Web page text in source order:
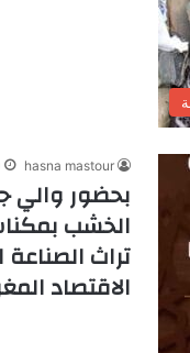
hasna mastour
بحضور
الخشب
تراث
الاقتصاد